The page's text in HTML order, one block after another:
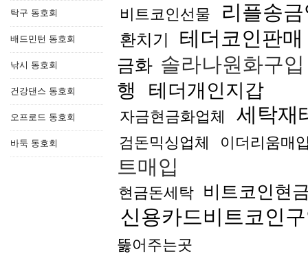
탁구 동호회
배드민턴 동호회
낚시 동호회
건강댄스 동호회
오프로드 동호회
바둑 동호회
비트코인선물 리플송
환치기 테더코인판매
금화 솔라나원화구
행 테더개인지갑
자금현금화업체 세탁재
검돈믹싱업체 이더리움매
트매입
현금돈세탁 비트코인현
신용카드비트코인
뚫어주는곳